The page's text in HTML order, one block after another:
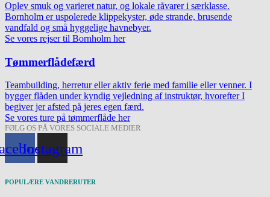
Oplev smuk og varieret natur, og lokale råvarer i særklasse.
Bornholm er uspolerede klippekyster, øde strande, brusende
vandfald og små hyggelige havnebyer.
Se vores rejser til Bornholm her
Tømmerflådefærd
Teambuilding, herretur eller aktiv ferie med familie eller venner. I
bygger flåden under kyndig vejledning af instruktør, hvorefter I
begiver jer afsted på jeres egen færd.
Se vores ture på tømmerflåde her
FØLG OS PÅ VORES SOCIALE MEDIER
Instagram
POPULÆRE VANDRERUTER